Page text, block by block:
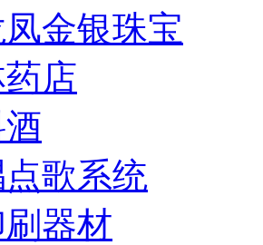
金银珠宝
店
歌系统
器材